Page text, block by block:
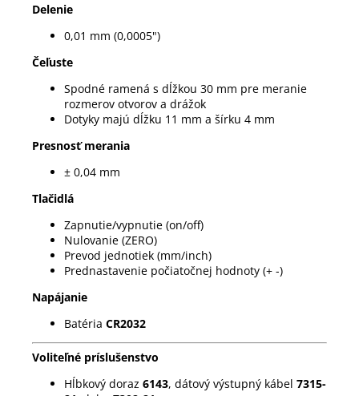
Delenie
0,01 mm (0,0005")
Čeľuste
Spodné ramená s dĺžkou 30 mm pre meranie
rozmerov otvorov a drážok
Dotyky majú dĺžku 11 mm a šírku 4 mm
Presnosť merania
± 0,04 mm
Tlačidlá
Zapnutie/vypnutie (on/off)
Nulovanie (ZERO)
Prevod jednotiek (mm/inch)
Prednastavenie počiatočnej hodnoty (+ -)
Napájanie
Batéria CR2032
Voliteľné príslušenstvo
Hĺbkový doraz 6143, dátový výstupný kábel 7315-